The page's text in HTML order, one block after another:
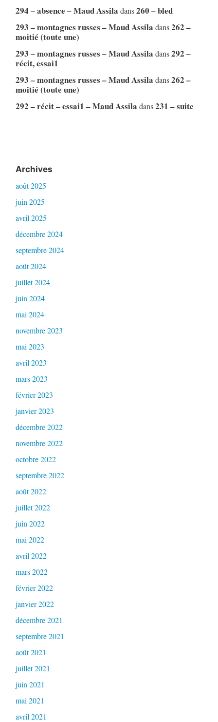
294 – absence – Maud Assila dans260 – bled
293 – montagnes russes – Maud Assila dans262 –
moitié (toute une)
293 – montagnes russes – Maud Assila dans292 –
récit, essai1
293 – montagnes russes – Maud Assila dans262 –
moitié (toute une)
292 – récit – essai1 – Maud Assila dans231 – suite
Archives
août 2025
juin 2025
avril 2025
décembre 2024
septembre 2024
août 2024
juillet 2024
juin 2024
mai 2024
novembre 2023
mai 2023
avril 2023
mars 2023
février 2023
janvier 2023
décembre 2022
novembre 2022
octobre 2022
septembre 2022
août 2022
juillet 2022
juin 2022
mai 2022
avril 2022
mars 2022
février 2022
janvier 2022
décembre 2021
septembre 2021
août 2021
juillet 2021
juin 2021
mai 2021
avril 2021